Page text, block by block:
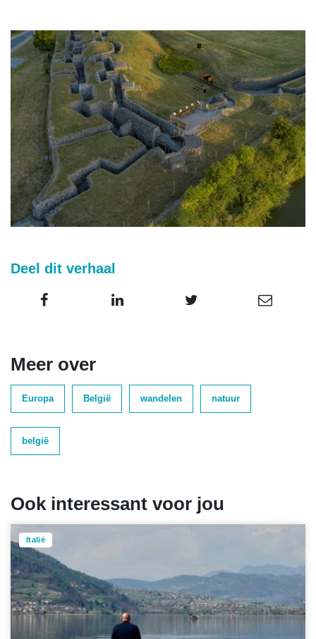
Deel dit verhaal
Meer over
Europa België wandelen natuur
belgië
Ook interessant voor jou
Italië